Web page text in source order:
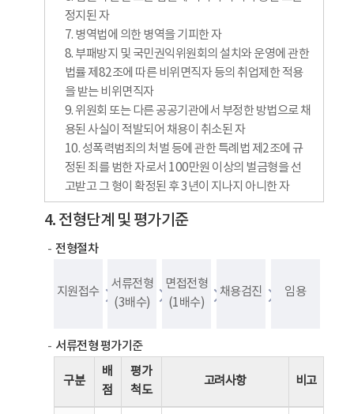
정지된 자
7. 병역법에 의한 병역을 기피한 자
8. 부패방지 및 국민권익위원회의 설치와 운영에 관한
법률 제82조에 따른 비위면직자 등의 취업제한 적용
을 받는 비위면직자
9. 위원회 또는 다른 공공기관에서 부정한 방법으로 채
용된 사실이 적발되어 채용이 취소된 자
10. 성폭력범죄의 처벌 등에 관한 특례법 제2조에 규
정된 죄를 범한 자로서 100만원 이상의 벌금형을 선
고받고 그 형이 확정된 후 3년이 지나지 아니한 자
4. 전형단계 및 평가기준
전형절차
지원접수
서류전형
(3배수)
면접전형
(1배수)
채용검진 임용
서류전형 평가기준
구분
배
점
평가
척도
고려사항 비고